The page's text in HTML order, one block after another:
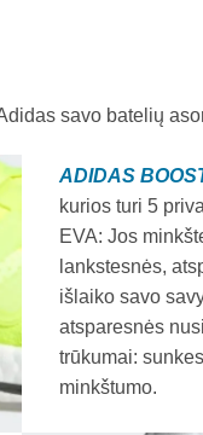
savo batelių
ADIDAS
kurios turi 5
EVA: Jos
lankstesnės,
išlaiko savo
atsparesnės
trūkumai:
minkštumo.